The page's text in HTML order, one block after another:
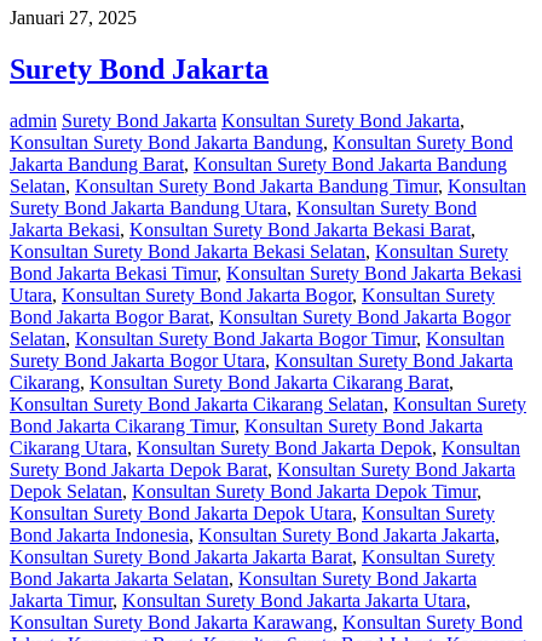
Januari 27, 2025
Surety Bond Jakarta
admin Surety Bond Jakarta Konsultan Surety Bond Jakarta,
Konsultan Surety Bond Jakarta Bandung, Konsultan Surety Bond
Jakarta Bandung Barat, Konsultan Surety Bond Jakarta Bandung
Selatan, Konsultan Surety Bond Jakarta Bandung Timur, Konsultan
Surety Bond Jakarta Bandung Utara, Konsultan Surety Bond
Jakarta Bekasi, Konsultan Surety Bond Jakarta Bekasi Barat,
Konsultan Surety Bond Jakarta Bekasi Selatan, Konsultan Surety
Bond Jakarta Bekasi Timur, Konsultan Surety Bond Jakarta Bekasi
Utara, Konsultan Surety Bond Jakarta Bogor, Konsultan Surety
Bond Jakarta Bogor Barat, Konsultan Surety Bond Jakarta Bogor
Selatan, Konsultan Surety Bond Jakarta Bogor Timur, Konsultan
Surety Bond Jakarta Bogor Utara, Konsultan Surety Bond Jakarta
Cikarang, Konsultan Surety Bond Jakarta Cikarang Barat,
Konsultan Surety Bond Jakarta Cikarang Selatan, Konsultan Surety
Bond Jakarta Cikarang Timur, Konsultan Surety Bond Jakarta
Cikarang Utara, Konsultan Surety Bond Jakarta Depok, Konsultan
Surety Bond Jakarta Depok Barat, Konsultan Surety Bond Jakarta
Depok Selatan, Konsultan Surety Bond Jakarta Depok Timur,
Konsultan Surety Bond Jakarta Depok Utara, Konsultan Surety
Bond Jakarta Indonesia, Konsultan Surety Bond Jakarta Jakarta,
Konsultan Surety Bond Jakarta Jakarta Barat, Konsultan Surety
Bond Jakarta Jakarta Selatan, Konsultan Surety Bond Jakarta
Jakarta Timur, Konsultan Surety Bond Jakarta Jakarta Utara,
Konsultan Surety Bond Jakarta Karawang, Konsultan Surety Bond